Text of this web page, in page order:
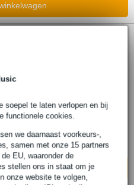
soepel te laten verlopen en bij
functionele cookies.
we daarnaast voorkeurs-,
samen met onze 15 partners
EU, waaronder de
stellen ons in staat om je
onze website te volgen,
Operators Sub +
€ 298,-
bij de leverancier